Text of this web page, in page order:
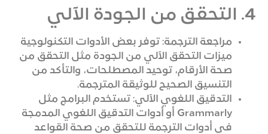
4. التحقق من الجودة الآلي
مراجعة الترجمة: توفر بعض الأدوات التكنولوجية
ميزات التحقق الآلي من الجودة مثل التحقق من
صحة الأرقام، توحيد المصطلحات، والتأكد من
التنسيق الصحيح للوثيقة المترجمة.
التدقيق اللغوي الآلي: تستخدم البرامج مثل
Grammarly أو أدوات التدقيق اللغوي المدمجة
في أدوات الترجمة للتحقق من صحة القواعد